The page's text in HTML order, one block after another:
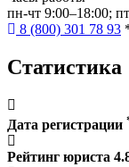
пн-чт 9:00–18:00;
8 (800) 301 78 93
Статистика
Дата регистрации
Рейтинг юриста